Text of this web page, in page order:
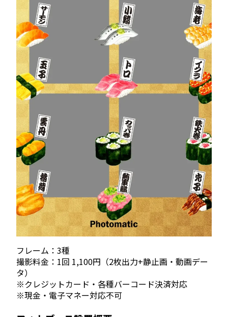
フレーム：3種
撮影料金：1回 1,100円（2枚出力+静止画・動画デー
タ）
※クレジットカード・各種バーコード決済対応
※現金・電子マネー対応不可